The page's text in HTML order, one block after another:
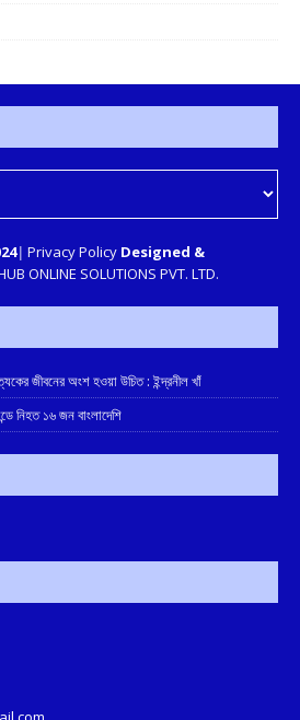
| Privacy Policy Designed &
ONLINE SOLUTIONS PVT. LTD.
জীবনের অংশ হওয়া উচিত : ইন্দ্রনীল খাঁ
নিহত ১৬ জন বাংলাদেশি